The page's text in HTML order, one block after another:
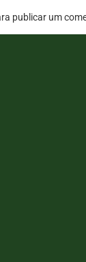
publicar um